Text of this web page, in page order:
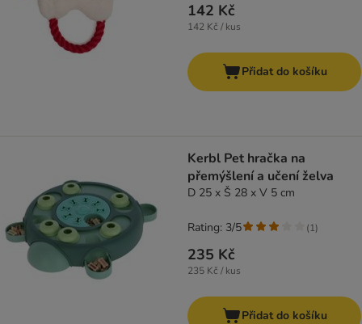
142 Kč
142 Kč / kus
Přidat do košíku
Kerbl Pet hračka na
přemýšlení a učení želva
D 25 x Š 28 x V 5 cm
235 Kč
235 Kč / kus
Rating: 3/5 (1)
Přidat do košíku